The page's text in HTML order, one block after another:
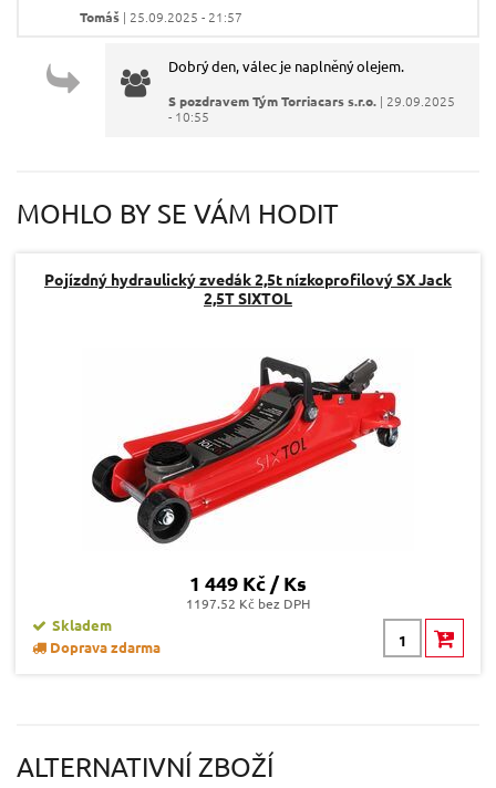
Dotaz:
Tomáš | 25.09.2025 - 21:57
Dobrý den, válec je naplněný olejem.
S pozdravem Tým Torriacars s.r.o. | 29.09.2025
- 10:55
MOHLO BY SE VÁM HODIT
Pojízdný hydraulický zvedák 2,5t nízkoprofilový SX Jack
2,5T SIXTOL
1 449 Kč / Ks
1197.52 Kč bez DPH
Skladem
Doprava zdarma
ALTERNATIVNÍ ZBOŽÍ